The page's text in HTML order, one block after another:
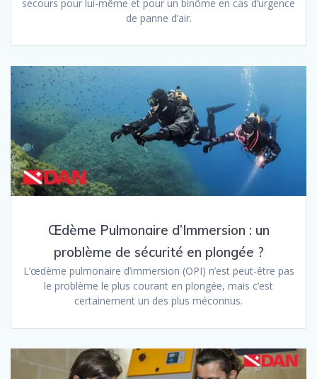
secours pour lui-même et pour un binôme en cas d’urgence
de panne d’air.
Œdème Pulmonaire d’Immersion : un
problème de sécurité en plongée ?
L’œdème pulmonaire d’immersion (OPI) n’est peut-être pas
le problème le plus courant en plongée, mais c’est
certainement un des plus méconnus.